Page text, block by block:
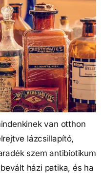
van otthon
lázcsillapító,
szem antibiotikum
házi patika, és ha